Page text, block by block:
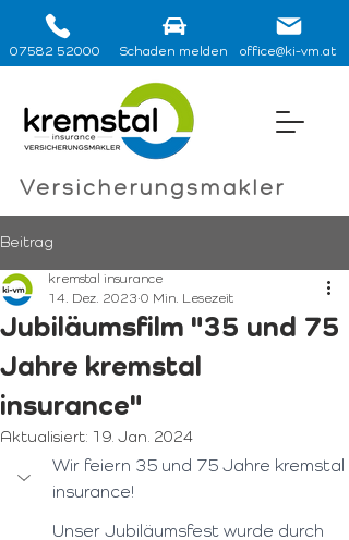
07582 52000 Schaden melden office@ki-vm.at
Versicherungsmakler
Beitrag
Jubiläumsfilm "35 und 75
Jahre kremstal
insurance"
kremstal insurance
14. Dez. 2023 0 Min. Lesezeit
Aktualisiert: 19. Jan. 2024
Wir feiern 35 und 75 Jahre kremstal
insurance!
Unser Jubiläumsfest wurde durch